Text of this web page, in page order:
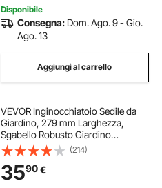
Disponibile
Consegna: Dom. Ago. 9 - Gio.
Ago. 13
Aggiungi al carrello
VEVOR Inginocchiatoio Sedile da
Giardino, 279 mm Larghezza,
Sgabello Robusto Giardino
Pieghevole, Allevia Dolore al
Ginocchio alla Schiena, Panca
Giardino Portatile con 1 Borsa per
Attrezzi
(214)
3590€